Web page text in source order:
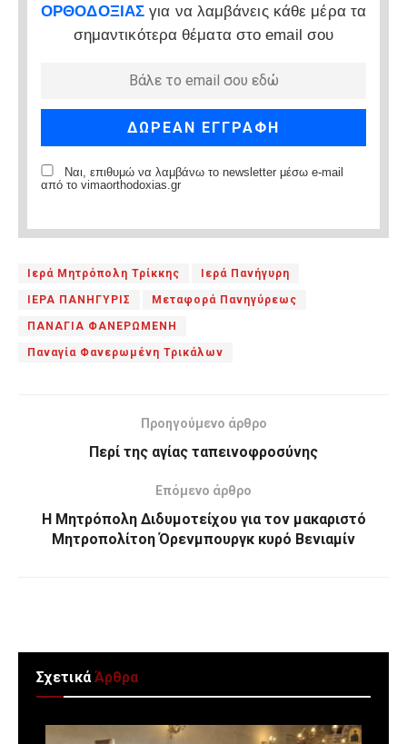
ΟΡΘΟΔΟΞΙΑΣ για να λαμβάνεις κάθε μέρα τα
σημαντικότερα θέματα στο email σου
Ναι, επιθυμώ να λαμβάνω το newsletter μέσω e-mail
από το vimaorthodoxias.gr
Ιερά Μητρόπολη Τρίκκης Ιερά Πανήγυρη
ΙΕΡΑ ΠΑΝΗΓΥΡΙΣ Μεταφορά Πανηγύρεως
ΠΑΝΑΓΙΑ ΦΑΝΕΡΩΜΕΝΗ
Παναγία Φανερωμένη Τρικάλων
Προηγούμενο άρθρο
Περί της αγίας ταπεινοφροσύνης
Επόμενο άρθρο
Η Μητρόπολη Διδυμοτείχου για τον μακαριστό
Μητροπολίτοη Όρενμπουργκ κυρό Βενιαμίν
ΣχετικάΆρθρα